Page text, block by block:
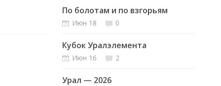
По болотам и по взгорьям
Июн 18 0
Кубок Уралэлемента
Июн 16 2
Урал — 2026